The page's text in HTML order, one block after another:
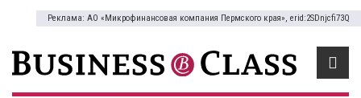
Реклама: АО «Микрофинансовая компания Пермского края», erid:2SDnjcfi73Q